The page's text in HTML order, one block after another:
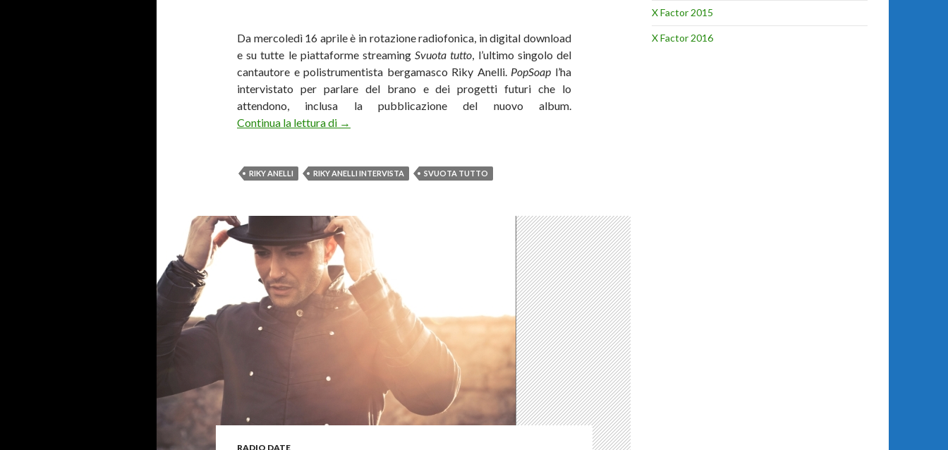
Da mercoledì 16 aprile è in rotazione radiofonica, in digital download
e su tutte le piattaforme streamingSvuota tutto, l’ultimo singolo del
cantautore e polistrumentista bergamasco Riky Anelli. PopSoap l’ha
intervistato per parlare del brano e dei progetti futuri che lo
attendono, inclusa la pubblicazione del nuovo album.
Continua la lettura di Riky Anelli: «Canto l’Italia in svendita»
→
RIKY ANELLI RIKY ANELLI INTERVISTA SVUOTA TUTTO
RADIO DATE
X Factor 2015
X Factor 2016